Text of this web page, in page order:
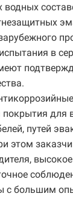
водных
в
для
путей
этом
с большим